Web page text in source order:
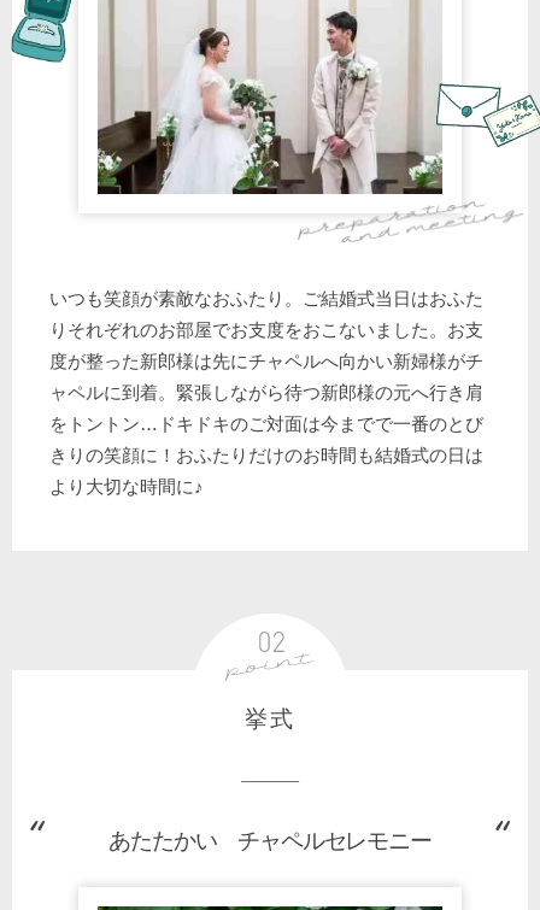
いつも笑顔が素敵なおふたり。ご結婚式当日はおふた
りそれぞれのお部屋でお支度をおこないました。お支
度が整った新郎様は先にチャペルへ向かい新婦様がチ
ャペルに到着。緊張しながら待つ新郎様の元へ行き肩
をトントン…ドキドキのご対面は今までで一番のとび
きりの笑顔に！おふたりだけのお時間も結婚式の日は
より大切な時間に♪
挙式
あたたかい チャペルセレモニー